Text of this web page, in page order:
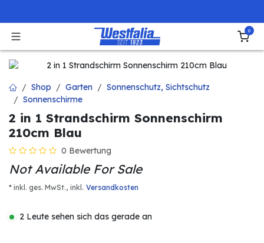
0
Shop Garten
Sonnenschutz, Sichtschutz
Sonnenschirme
2 in 1 Strandschirm Sonnenschirm
210cm Blau
0 Bewertung
Not Available For Sale
* inkl. ges. MwSt., inkl. Versandkosten
2 Leute sehen sich das gerade an